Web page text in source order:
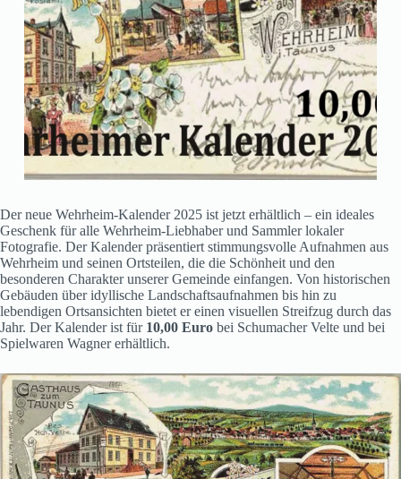
Der neue Wehrheim-Kalender 2025 ist jetzt erhältlich – ein ideales
Geschenk für alle Wehrheim-Liebhaber und Sammler lokaler
Fotografie. Der Kalender präsentiert stimmungsvolle Aufnahmen aus
Wehrheim und seinen Ortsteilen, die die Schönheit und den
besonderen Charakter unserer Gemeinde einfangen. Von historischen
Gebäuden über idyllische Landschaftsaufnahmen bis hin zu
lebendigen Ortsansichten bietet er einen visuellen Streifzug durch das
Jahr. Der Kalender ist für 10,00 Euro bei Schumacher Velte und bei
Spielwaren Wagner erhältlich.